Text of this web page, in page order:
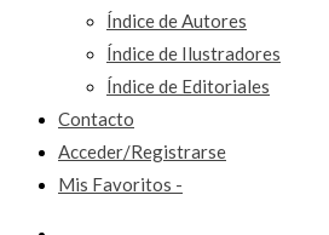
Índice de Autores
Índice de Ilustradores
Índice de Editoriales
Contacto
Acceder/Registrarse
Mis Favoritos -